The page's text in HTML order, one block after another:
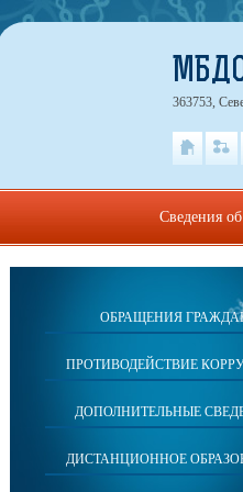
ОБРАЩЕНИЯ
ПРОТИВОДЕЙСТВИЕ
ДОПОЛНИТЕЛЬНЫЕ
ДИСТАНЦИОННОЕ
363753,
Сведения